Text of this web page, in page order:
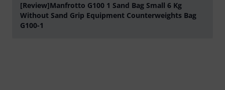
[Review]Manfrotto G100 1 Sand Bag Small 6 Kg
Without Sand Grip Equipment Counterweights Bag
G100-1